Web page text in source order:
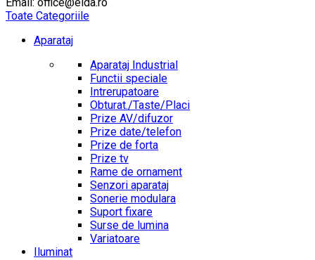
Toate Categoriile
Aparataj
Aparataj Industrial
Functii speciale
Intrerupatoare
Obturat./Taste/Placi
Prize AV/difuzor
Prize date/telefon
Prize de forta
Prize tv
Rame de ornament
Senzori aparataj
Sonerie modulara
Suport fixare
Surse de lumina
Variatoare
Iluminat